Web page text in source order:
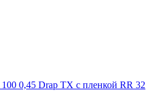
0,45 Drap TX с пленкой RR 32